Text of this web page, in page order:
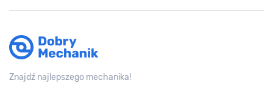
Znajdź najlepszego mechanika!